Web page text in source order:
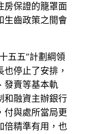
房保證的籠罩面
生齒政策之間會
五五”計劃綱領
停止了安排，
發賣等基本軌
和融資主辦銀行
付與處所當局更
倍精準有用，也